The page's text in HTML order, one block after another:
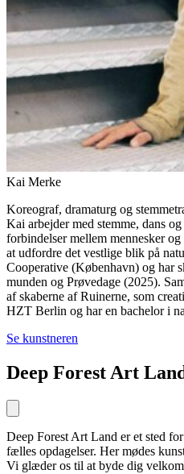
Kai Merke
Koreograf, dramaturg og
Kai arbejder med stemme, dans
forbindelser mellem mennesker
at udfordre det vestlige blik på
Cooperative (København) og har
munden og Prøvedage (2025).
af skaberne af Ruinerne, som
HZT Berlin og har en bachelor i
Se kunstneren
Deep Forest Art
Deep Forest Art Land er et sted
fælles opdagelser. Her mødes
Vi glæder os til at byde dig